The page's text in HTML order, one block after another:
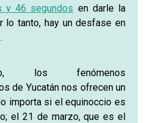
y 46 segundos en darle la
lo tanto, hay un desfase en
los fenómenos
de Yucatán nos ofrecen un
importa si el equinoccio es
el 21 de marzo, que es el